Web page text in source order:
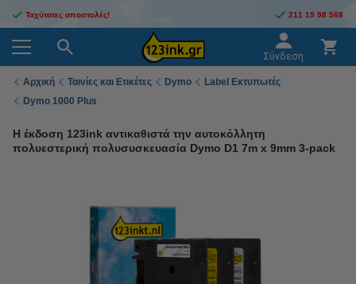
Ταχύτατες αποστολές! 211 19 98 568
Σύνδεση
Αρχική Ταινίες και Ετικέτες Dymo
Label Εκτυπωτές
Dymo 1000 Plus
Η έκδοση 123ink αντικαθιστά την αυτοκόλλητη
πολυεστερική πολυσυσκευασία Dymo D1 7m x 9mm 3-pack